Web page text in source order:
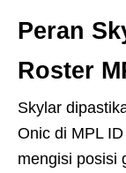
Peran
Roster
Skylar
Onic di MPL
mengisi posisi